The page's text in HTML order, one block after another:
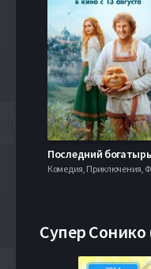
Супер Сонико